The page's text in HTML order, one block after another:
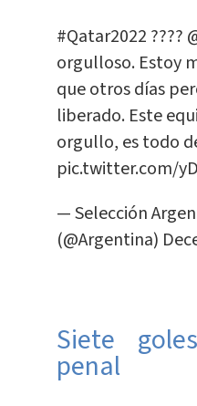
#Qatar2022 ????️
orgulloso. Estoy
que otros días
liberado. Este
orgullo, es todo
pic.twitter.com/
— Selección
(@Argentina)
Siete
penal